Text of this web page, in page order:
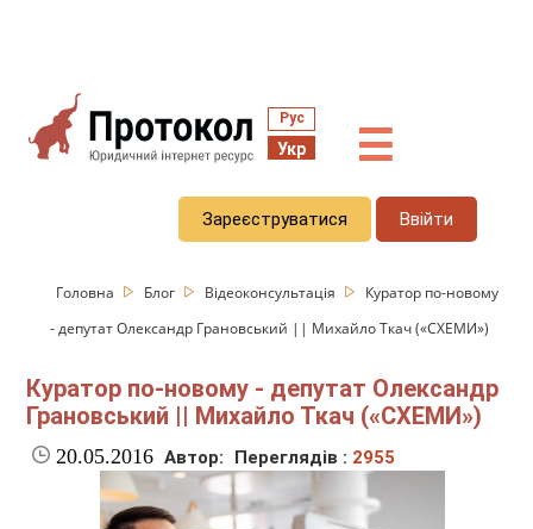
Рус
Укр ☰
Зареєструватися Ввійти
Головна Блог Відеоконсультація
Куратор по-новому
- депутат Олександр Грановський || Михайло Ткач («СХЕМИ»)
Куратор по-новому - депутат Олександр
Грановський || Михайло Ткач («СХЕМИ»)
20.05.2016 Автор: Переглядів : 2955